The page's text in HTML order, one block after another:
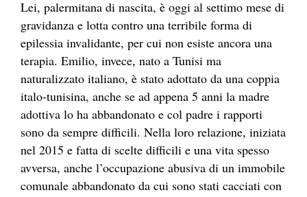
Lei, palermitana di nascita, è oggi al settimo mese di
gravidanza e lotta contro una terribile forma di
epilessia invalidante, per cui non esiste ancora una
terapia. Emilio, invece, nato a Tunisi ma
naturalizzato italiano, è stato adottato da una coppia
italo-tunisina, anche se ad appena 5 anni la madre
adottiva lo ha abbandonato e col padre i rapporti
sono da sempre difficili. Nella loro relazione, iniziata
nel 2015 e fatta di scelte difficili e una vita spesso
avversa, anche l’occupazione abusiva di un immobile
comunale abbandonato da cui sono stati cacciati con